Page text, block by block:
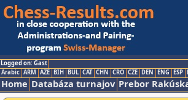
Logged on: Gast
Arabic ARM AZE BIH BUL CAT CHN CRO CZE DEN ENG ESP
Home Databáza turnajov Prebor